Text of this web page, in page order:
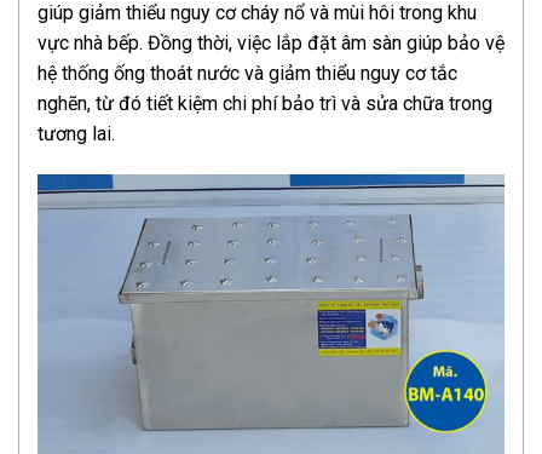
giúp giảm thiểu nguy cơ cháy nổ và mùi hôi trong khu
vực nhà bếp. Đồng thời, việc lắp đặt âm sàn giúp bảo vệ
hệ thống ống thoát nước và giảm thiểu nguy cơ tắc
nghẽn, từ đó tiết kiệm chi phí bảo trì và sửa chữa trong
tương lai.